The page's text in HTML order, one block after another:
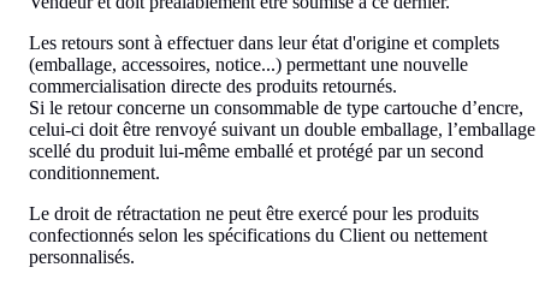
Les retours sont à effectuer dans leur état d'origine et complets
(emballage, accessoires, notice...) permettant une nouvelle
commercialisation directe des produits retournés.
Si le retour concerne un consommable de type cartouche d’encre,
celui-ci doit être renvoyé suivant un double emballage, l’emballage
scellé du produit lui-même emballé et protégé par un second
conditionnement.
Le droit de rétractation ne peut être exercé pour les produits
confectionnés selon les spécifications du Client ou nettement
personnalisés.